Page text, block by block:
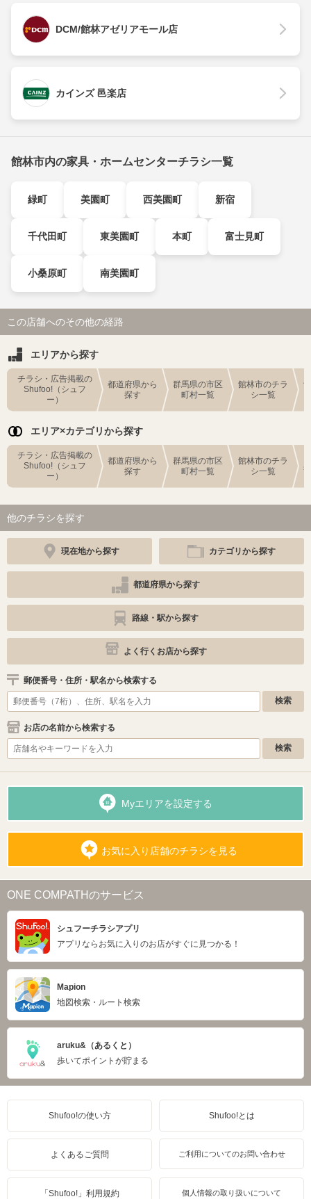
DCM/館林アゼリアモール店
カインズ 邑楽店
館林市内の家具・ホームセンターチラシ一覧
緑町 美園町 西美園町 新宿
千代田町 東美園町 本町 富士見町
小桑原町 南美園町
この店舗へのその他の経路
エリアから探す
チラシ・広告掲載の
Shufoo!（シュフ
ー）
都道府県から
探す
群馬県の市区
町村一覧
館林市のチラ
シ一覧
エリア×カテゴリから探す
チラシ・広告掲載の
Shufoo!（シュフ
ー）
都道府県から
探す
群馬県の市区
町村一覧
館林市のチラ
シ一覧
他のチラシを探す
現在地から探す カテゴリから探す
都道府県から探す
路線・駅から探す
よく行くお店から探す
郵便番号・住所・駅名から検索する
お店の名前から検索する
Myエリアを設定する
お気に入り店舗のチラシを見る
ONE COMPATHのサービス
シュフーチラシアプリ
アプリならお気に入りのお店がすぐに見つかる！
Mapion
地図検索・ルート検索
aruku&（あるくと）
歩いてポイントが貯まる
Shufoo!の使い方 Shufoo!とは
よくあるご質問 ご利用についてのお問い合わせ
「Shufoo!」利用規約 個人情報の取り扱いについて